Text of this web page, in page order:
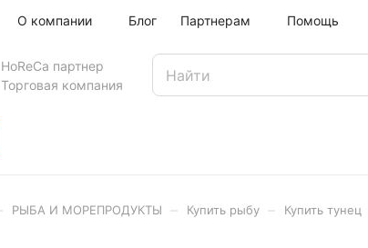
О компании Блог Партнерам Помощь
HoReCa партнер
Торговая компания
РЫБА И МОРЕПРОДУКТЫ Купить рыбу Купить тунец